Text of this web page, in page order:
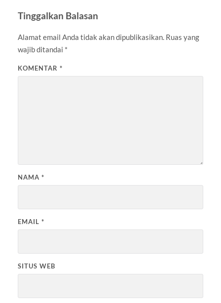
Tinggalkan Balasan
Alamat email Anda tidak akan dipublikasikan. Ruas yang
wajib ditandai *
KOMENTAR *
NAMA *
EMAIL *
SITUS WEB